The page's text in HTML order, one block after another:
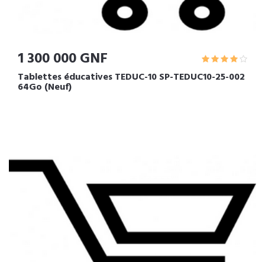
1 300 000 GNF
Tablettes éducatives TEDUC-10 SP-TEDUC10-25-002
64Go (Neuf)